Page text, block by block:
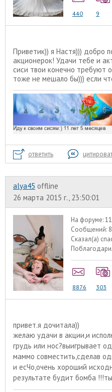
440 9
Приветик)) я Настя))) добро
акционерок! Удачи тебе и
сиси твои конечно требуют
тоже не мешало бы))) если
ответить
alyа45 offline
26 марта 2015 г., 23:50:01
На форуме:
Сообщений:
Сказал(а)
8876 303
привет.я дочитала))
желаю удачи в акции,и
грудь или нос?выигрывает
маммо совместить,сделав
и есЧо,очень хороший
результате будит бомба